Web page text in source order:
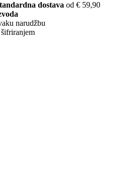
dostava od € 59,90
narudžbu